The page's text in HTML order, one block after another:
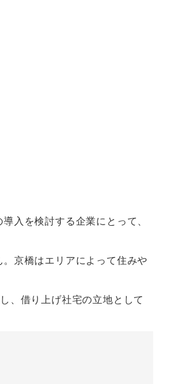
入を検討する企業にとって、
京橋はエリアによって住みや
、借り上げ社宅の立地として